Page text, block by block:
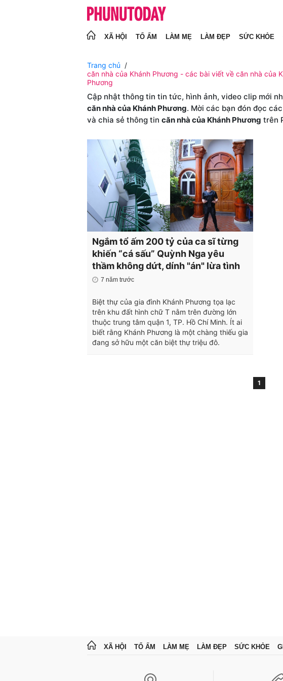
XÃ HỘI TỔ ẤM LÀM MẸ LÀM ĐẸP SỨC KHỎE
Trang chủ
căn nhà của Khánh Phương - các bài viết về căn nhà của
Phương
Cập nhật thông tin tin tức, hình ảnh, video clip mới
căn nhà của Khánh Phương. Mời các bạn đón đọc
và chia sẻ thông tin căn nhà của Khánh Phương trên
Ngắm tổ ấm 200 tỷ của ca sĩ từng
khiến “cá sấu” Quỳnh Nga yêu
thầm không dứt, dính "án" lừa tình
7 năm trước
Biệt thự của gia đình Khánh Phương tọa lạc
trên khu đất hình chữ T nằm trên đường lớn
thuộc trung tâm quận 1, TP. Hồ Chí Minh. Ít ai
biết rằng Khánh Phương là một chàng thiếu gia
đang sở hữu một căn biệt thự triệu đô.
1
XÃ HỘI TỔ ẤM LÀM MẸ LÀM ĐẸP SỨC KHỎE